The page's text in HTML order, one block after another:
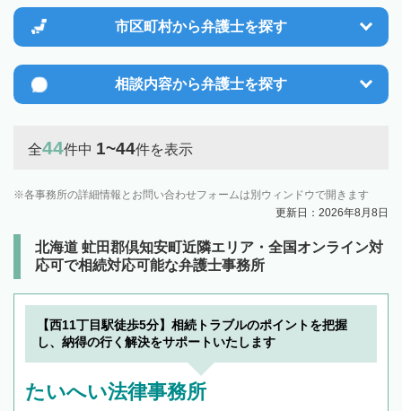
市区町村から弁護士を探す
相談内容から弁護士を探す
全44件中 1~44件を表示
各事務所の詳細情報とお問い合わせフォームは別ウィンドウで開きます
更新日：2026年8月8日
北海道 虻田郡倶知安町近隣エリア・全国オンライン対
応可で相続対応可能な弁護士事務所
【西11丁目駅徒歩5分】相続トラブルのポイントを把握
し、納得の行く解決をサポートいたします
たいへい法律事務所